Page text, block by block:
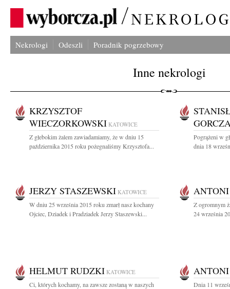
Nekrologi Odeszli Poradnik pogrzebowy
Inne nekrologi
KRZYSZTOF
WIECZORKOWSKI KATOWICE
Z głebokim żalem zawiadamiamy, że w dniu 15
października 2015 roku pożegnaliśmy Krzysztofa...
Pogrążeni w
dnia 18
JERZY STASZEWSKI KATOWICE
W dniu 25 września 2015 roku zmarł nasz kochany
Ojciec, Dziadek i Pradziadek Jerzy Staszewski...
Z ogromnym
24 września
HELMUT RUDZKI KATOWICE
Ci, których kochamy, na zawsze zostaną w naszych
Dnia 11